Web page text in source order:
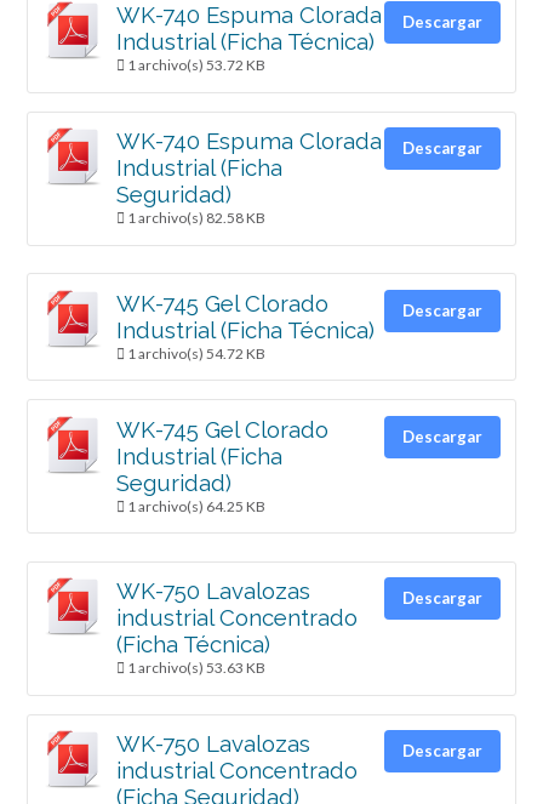
WK-740 Espuma Clorada
Industrial (Ficha Técnica)
1 archivo(s) 53.72 KB
Descargar
WK-740 Espuma Clorada
Industrial (Ficha
Seguridad)
1 archivo(s) 82.58 KB
Descargar
WK-745 Gel Clorado
Industrial (Ficha Técnica)
1 archivo(s) 54.72 KB
Descargar
WK-745 Gel Clorado
Industrial (Ficha
Seguridad)
1 archivo(s) 64.25 KB
Descargar
WK-750 Lavalozas
industrial Concentrado
(Ficha Técnica)
1 archivo(s) 53.63 KB
Descargar
WK-750 Lavalozas
industrial Concentrado
(Ficha Seguridad)
Descargar